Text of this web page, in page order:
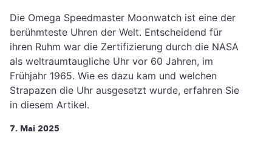
Die Omega Speedmaster Moonwatch ist eine der
berühmteste Uhren der Welt. Entscheidend für
ihren Ruhm war die Zertifizierung durch die NASA
als weltraumtaugliche Uhr vor 60 Jahren, im
Frühjahr 1965. Wie es dazu kam und welchen
Strapazen die Uhr ausgesetzt wurde, erfahren Sie
in diesem Artikel.
7. Mai 2025